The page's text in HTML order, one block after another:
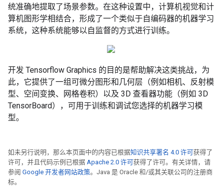
统准确地提取了场景参数。在这种设置中，计算机视觉和计
算机图形学相结合，形成了一个类似于自编码器的机器学习
系统，这种系统能够以自监督的方式进行训练。
开发 Tensorflow Graphics 的目的是帮助解决这类挑战，为
此，它提供了一组可微分图形和几何层（例如相机、反射模
型、空间变换、网格卷积）以及 3D 查看器功能（例如 3D
TensorBoard），可用于训练和调试您选择的机器学习模
型。
如未另行说明，那么本页面中的内容已根据知识共享署名 4.0 许可获得了
许可，并且代码示例已根据 Apache 2.0 许可获得了许可。有关详情，请
参阅 Google 开发者网站政策。Java 是 Oracle 和/或其关联公司的注册商
标。